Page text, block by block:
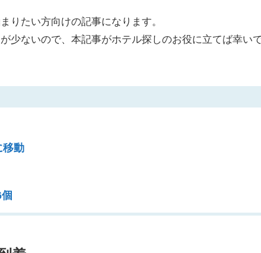
りたい方向けの記事になります。
少ないので、本記事がホテル探しのお役に立てば幸い
移動